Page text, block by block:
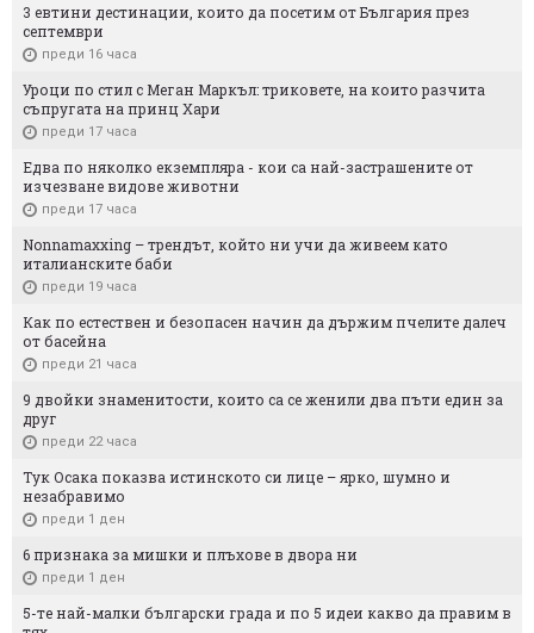
3 евтини дестинации, които да посетим от България през
септември
преди 16 часа
Уроци по стил с Меган Маркъл: триковете, на които разчита
съпругата на принц Хари
преди 17 часа
Едва по няколко екземпляра - кои са най-застрашените от
изчезване видове животни
преди 17 часа
Nonnamaxxing – трендът, който ни учи да живеем като
италианските баби
преди 19 часа
Как по естествен и безопасен начин да държим пчелите далеч
от басейна
преди 21 часа
9 двойки знаменитости, които са се женили два пъти един за
друг
преди 22 часа
Тук Осака показва истинското си лице – ярко, шумно и
незабравимо
преди 1 ден
6 признака за мишки и плъхове в двора ни
преди 1 ден
5-те най-малки български градa и по 5 идеи какво да правим в